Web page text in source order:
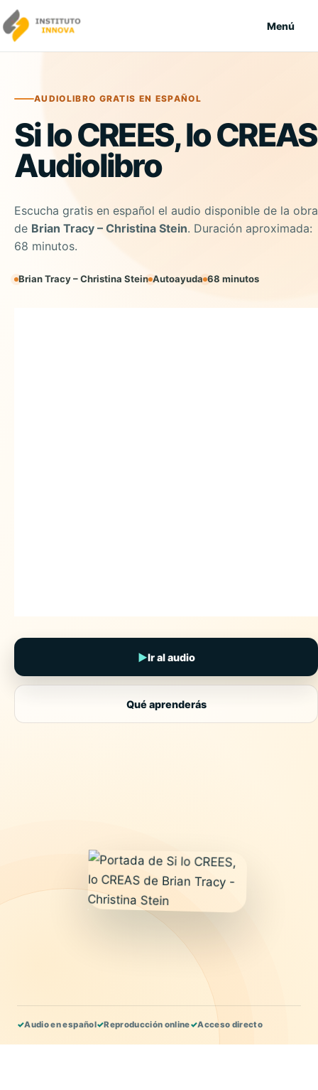
Saltar al contenido
Menú
AUDIOLIBRO GRATIS EN ESPAÑOL
Si lo CREES, lo CREAS
Audiolibro
Escucha gratis en español el audio disponible de la obra
de Brian Tracy – Christina Stein. Duración aproximada:
68 minutos.
Brian Tracy – Christina Stein Autoayuda 68 minutos
▶Ir al audio
Qué aprenderás
✓Audio en español✓Reproducción online✓Acceso directo